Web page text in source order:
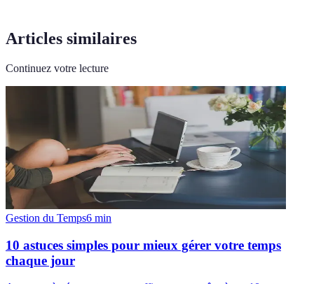
Articles similaires
Continuez votre lecture
Gestion du Temps6 min
10 astuces simples pour mieux gérer votre temps
chaque jour